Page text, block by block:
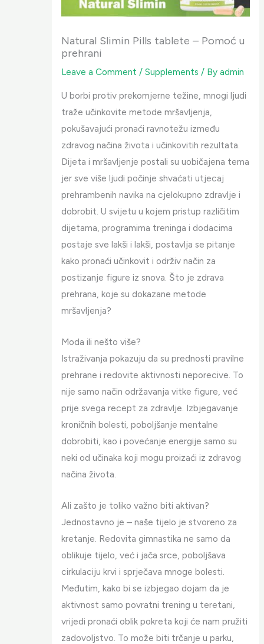
Natural Slimin Pills tablete – Pomoć u
prehrani
Leave a Comment / Supplements / By admin
U borbi protiv prekomjerne težine, mnogi ljudi
traže učinkovite metode mršavljenja,
pokušavajući pronaći ravnotežu između
zdravog načina života i učinkovitih rezultata.
Dijeta i mršavljenje postali su uobičajena tema
jer sve više ljudi počinje shvaćati utjecaj
prehrambenih navika na cjelokupno zdravlje i
dobrobit. U svijetu u kojem pristup različitim
dijetama, programima treninga i dodacima
postaje sve lakši i lakši, postavlja se pitanje
kako pronaći učinkovit i održiv način za
postizanje figure iz snova. Što je zdrava
prehrana, koje su dokazane metode
mršavljenja?
Moda ili nešto više?
Istraživanja pokazuju da su prednosti pravilne
prehrane i redovite aktivnosti neporecive. To
nije samo način održavanja vitke figure, već
prije svega recept za zdravlje. Izbjegavanje
kroničnih bolesti, poboljšanje mentalne
dobrobiti, kao i povećanje energije samo su
neki od učinaka koji mogu proizaći iz zdravog
načina života.
Ali zašto je toliko važno biti aktivan?
Jednostavno je – naše tijelo je stvoreno za
kretanje. Redovita gimnastika ne samo da
oblikuje tijelo, već i jača srce, poboljšava
cirkulaciju krvi i sprječava mnoge bolesti.
Međutim, kako bi se izbjegao dojam da je
aktivnost samo povratni trening u teretani,
vrijedi pronaći oblik pokreta koji će nam pružiti
zadovoljstvo. To može biti trčanje u parku,